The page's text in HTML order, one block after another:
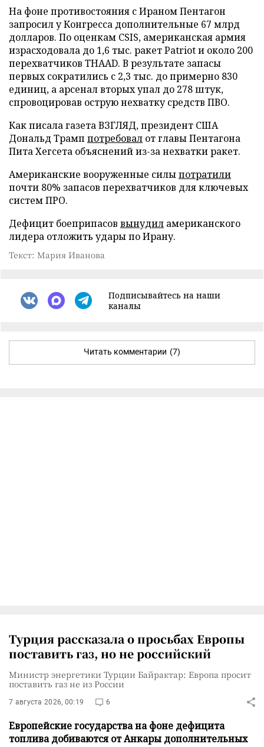
На фоне противостояния с Ираном Пентагон
запросил у Конгресса дополнительные 67 млрд
долларов. По оценкам CSIS, американская армия
израсходовала до 1,6 тыс. ракет Patriot и около 200
перехватчиков THAAD. В результате запасы
первых сократились с 2,3 тыс. до примерно 830
единиц, а арсенал вторых упал до 278 штук,
спровоцировав острую нехватку средств ПВО.
Как писала газета ВЗГЛЯД, президент США
Дональд Трамп потребовал от главы Пентагона
Пита Хегсета объяснений из-за нехватки ракет.
Американские вооруженные силыпотратили
почти 80% запасов перехватчиков для ключевых
систем ПРО.
Дефицит боеприпасов вынудил американского
лидера отложить удары по Ирану.
Текст: Мария Иванова
Подписывайтесь на наши
каналы
Читать комментарии (7)
Турция рассказала о просьбах Европы
поставить газ, но не российский
Министр энергетики Турции Байрактар: Европа просит
поставить газ не из России
7 августа 2026, 00:19 6
Европейские государства на фоне дефицита
топлива добиваются от Анкары дополнительных